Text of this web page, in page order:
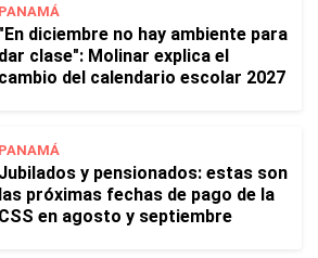
PANAMÁ
"En diciembre no hay ambiente para
dar clase": Molinar explica el
cambio del calendario escolar 2027
PANAMÁ
Jubilados y pensionados: estas son
las próximas fechas de pago de la
CSS en agosto y septiembre